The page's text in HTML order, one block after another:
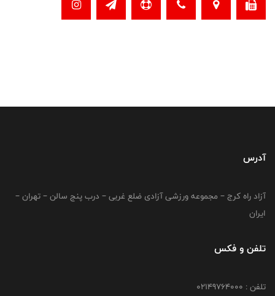
آدرس
آزاد راه کرج – مجموعه ورزشی آزادی ضلع غربی – درب پنج سالن – تهران –
ایران
تلفن و فکس
تلفن : 02149764000